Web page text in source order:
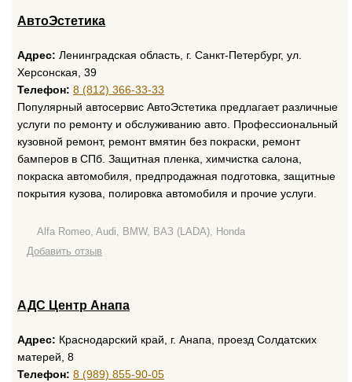
АвтоЭстетика
Адрес: Ленинградская область, г. Санкт-Петербург, ул.
Херсонская, 39
Телефон: 8 (812) 366-33-33
Популярный автосервис АвтоЭстетика предлагает различные
услуги по ремонту и обслуживанию авто. Профессиональный
кузовной ремонт, ремонт вмятин без покраски, ремонт
бамперов в СПб. Защитная пленка, химчистка салона,
покраска автомобиля, предпродажная подготовка, защитные
покрытия кузова, полировка автомобиля и прочие услуги.
Alfa Romeo, Audi, BMW, ВАЗ (LADA), Honda
Добавить отзыв
АДС Центр Анапа
Адрес: Краснодарский край, г. Анапа, проезд Солдатских
матерей, 8
Телефон: 8 (989) 855-90-05